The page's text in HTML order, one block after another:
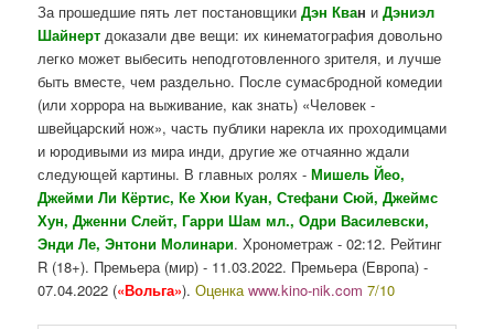
За прошедшие пять лет постановщикиДэн Кван иДэниэл
Шайнерт доказали две вещи: их кинематография довольно
легко может выбесить неподготовленного зрителя, и лучше
быть вместе, чем раздельно. После сумасбродной комедии
(или хоррора на выживание, как знать) «Человек -
швейцарский нож», часть публики нарекла их проходимцами
и юродивыми из мира инди, другие же отчаянно ждали
следующей картины. В главных ролях -Мишель Йео,
Джейми Ли Кёртис, Ке Хюи Куан, Стефани Сюй, Джеймс
Хун, Дженни Слейт, Гарри Шам мл., Одри Василевски,
Энди Ле, Энтони Молинари. Хронометраж - 02:12. Рейтинг
R (18+). Премьера (мир) - 11.03.2022. Премьера (Европа) -
07.04.2022 («Вольга»).Оценкаwww.kino-nik.com 7/10